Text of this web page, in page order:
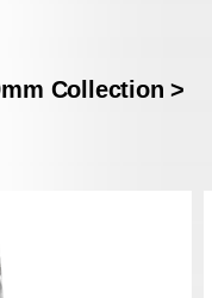
Collection >